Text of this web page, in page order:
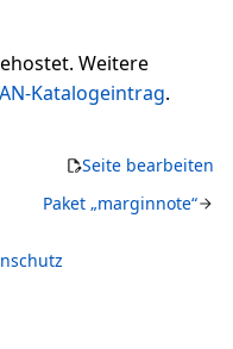
Weitere
Katalogeintrag.
Seite bearbeiten
Paket „marginnote“